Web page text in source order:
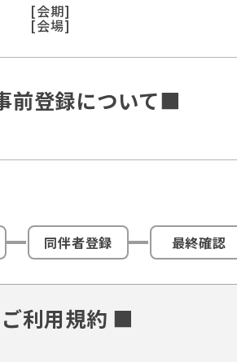
[会期]
[会場]
前登録について■
同伴者登録 最終確認
利用規約 ■